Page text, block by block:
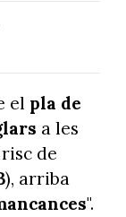
el pla de
a les
de
), arriba
".